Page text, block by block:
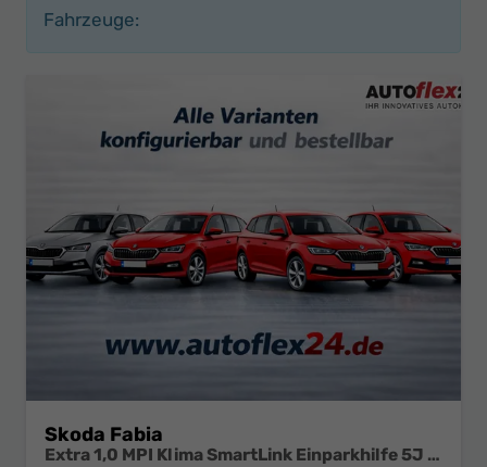
Fahrzeuge:
Skoda Fabia
Extra 1,0 MPI Klima SmartLink Einparkhilfe 5J Garantie LED Scheinwerfer Bluetooth